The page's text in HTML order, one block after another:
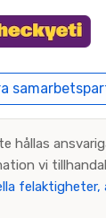
hållas
vi
felaktigheter,